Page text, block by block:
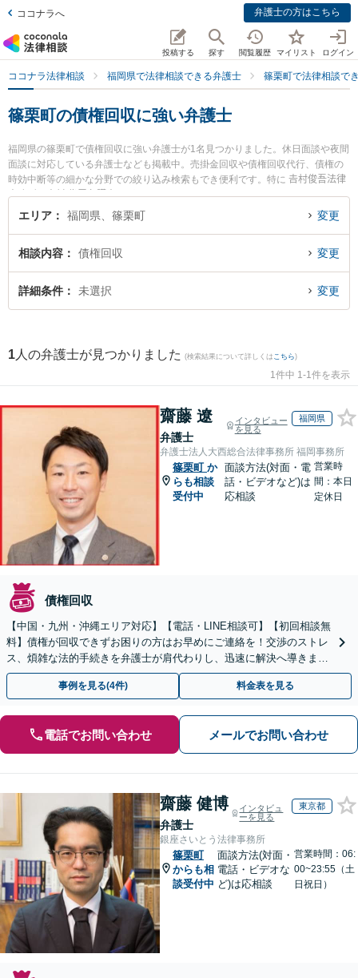
ココナラへ 弁護士の方はこちら
投稿する 探す 閲覧履歴 マイリスト ログイン
ココナラ法律相談 福岡県で法律相談できる弁護士 篠栗町で法律相談で
篠栗町の債権回収に強い弁護士
福岡県の篠栗町で債権回収に強い弁護士が1名見つかりました。休日面談や夜間
面談に対応している弁護士なども掲載中。売掛金回収や債権回収代行、債権の
時効中断等の細かな分野での絞り込み検索もでき便利です。特に 𠮷村俊吾法律
事務所の𠮷村 俊吾弁護士のプロフィール情報や弁護士費用、強みなどが注目さ
れています。『篠栗町で土日や夜間に発生した債権回収のトラブルを今すぐに
相談予約したい』などでお困りの相談者さんにおすすめです。
エリア 福岡県、篠栗町 変更
相談内容 債権回収 変更
詳細条件 未選択 変更
1 人の弁護士が見つかりました (検索結果について詳しくは こちら)
1件中 1-1件を表示
齋藤 遼
弁護士
インタビュー
を見る
福岡県
弁護士法人大西総合法律事務所 福岡事務所
篠栗町 か
らも相談
受付中
面談方法(対面・電
話・ビデオなど)は
応相談
営業時
間：本日
定休日
債権回収
【中国・九州・沖縄エリア対応】【電話・LINE相談可】【初回相談無
料】債権が回収できずお困りの方はお早めにご連絡を！交渉のストレ
ス、煩雑な法的手続きを弁護士が肩代わりし、迅速に解決へ導きま
す。個人事業主の方もご相談ください。
事例を見る(4件) 料金表を見る
電話でお問い合わせ メールでお問い合わせ
齋藤 健博
弁護士
インタビュ
ーを見る
東京都
銀座さいとう法律事務所
篠栗町
からも相
談受付中
面談方法(対面・
電話・ビデオな
ど)は応相談
営業時間：06:
00~23:55（土
日祝日）